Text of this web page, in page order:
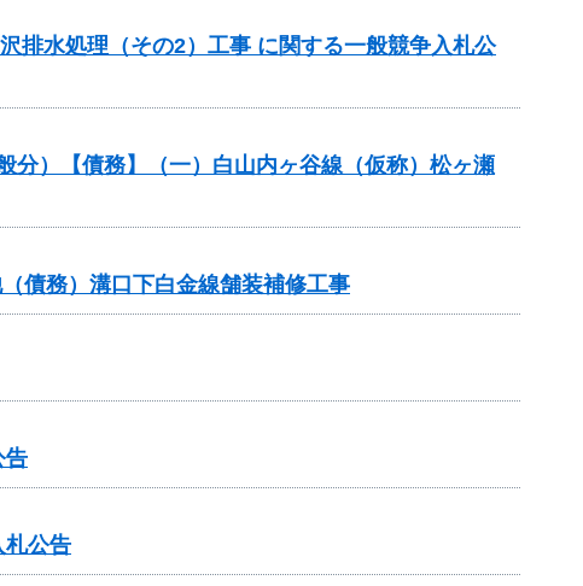
排水処理（その2）工事 に関する一般競争入札公
）【債務】（一）白山内ヶ谷線（仮称）松ヶ瀬
債務）溝口下白金線舗装補修工事
告
札公告